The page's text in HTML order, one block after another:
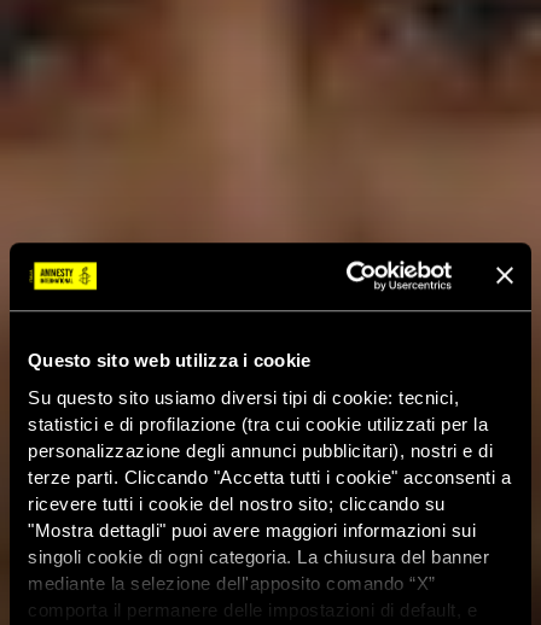
Questo sito web utilizza i cookie
Su questo sito usiamo diversi tipi di cookie: tecnici,
statistici e di profilazione (tra cui cookie utilizzati per la
personalizzazione degli annunci pubblicitari), nostri e di
terze parti. Cliccando "Accetta tutti i cookie" acconsenti a
ricevere tutti i cookie del nostro sito; cliccando su
"Mostra dettagli" puoi avere maggiori informazioni sui
singoli cookie di ogni categoria. La chiusura del banner
mediante la selezione dell'apposito comando “X”
comporta il permanere delle impostazioni di default, e